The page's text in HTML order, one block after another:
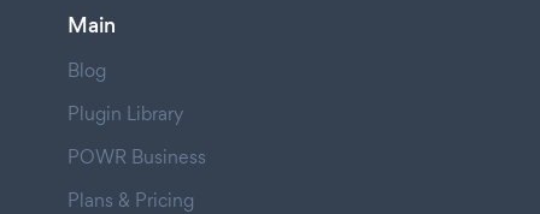
Main
Blog
Plugin Library
POWR Business
Plans & Pricing